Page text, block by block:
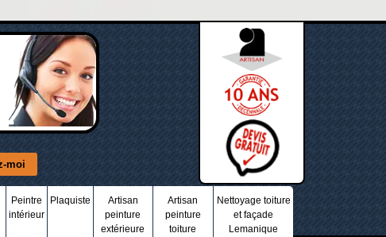
Peintre
intérieur
Plaquiste
Artisan
peinture
extérieure
Artisan
peinture
toiture
Nettoyage toiture
et façade
Lemanique